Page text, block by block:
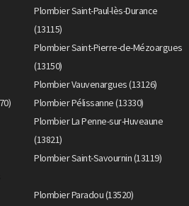
Plombier Saint-Paul-lès-Durance
(13115)
Plombier Saint-Pierre-de-Mézoargues
(13150)
Plombier Vauvenargues (13126)
Plombier Pélissanne (13330)
Plombier La Penne-sur-Huveaune
(13821)
Plombier Saint-Savournin (13119)
Plombier Paradou (13520)